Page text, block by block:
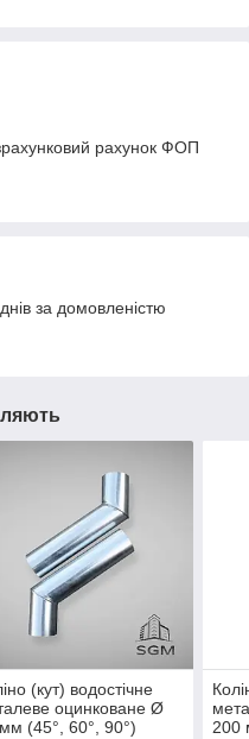
рахунок ФОП
за домовленістю
(кут) водостічне
оцинковане Ø
(45°, 60°, 90°)
200